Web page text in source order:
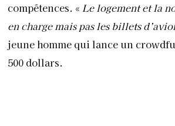
compétences. « Le logement et la
en charge mais pas les billets
jeune homme qui lance un
500 dollars.